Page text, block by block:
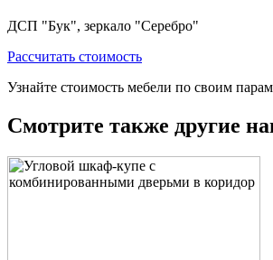
ДСП "Бук", зеркало "Серебро"
Рассчитать стоимость
Узнайте стоимость мебели по своим
Смотрите также другие